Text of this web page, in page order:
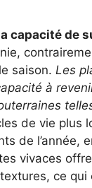
capacité de
saison. Les
à
de vie plus
de l’année,
vivaces
ce